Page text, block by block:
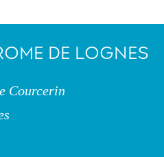
DE LOGNES
Courcerin